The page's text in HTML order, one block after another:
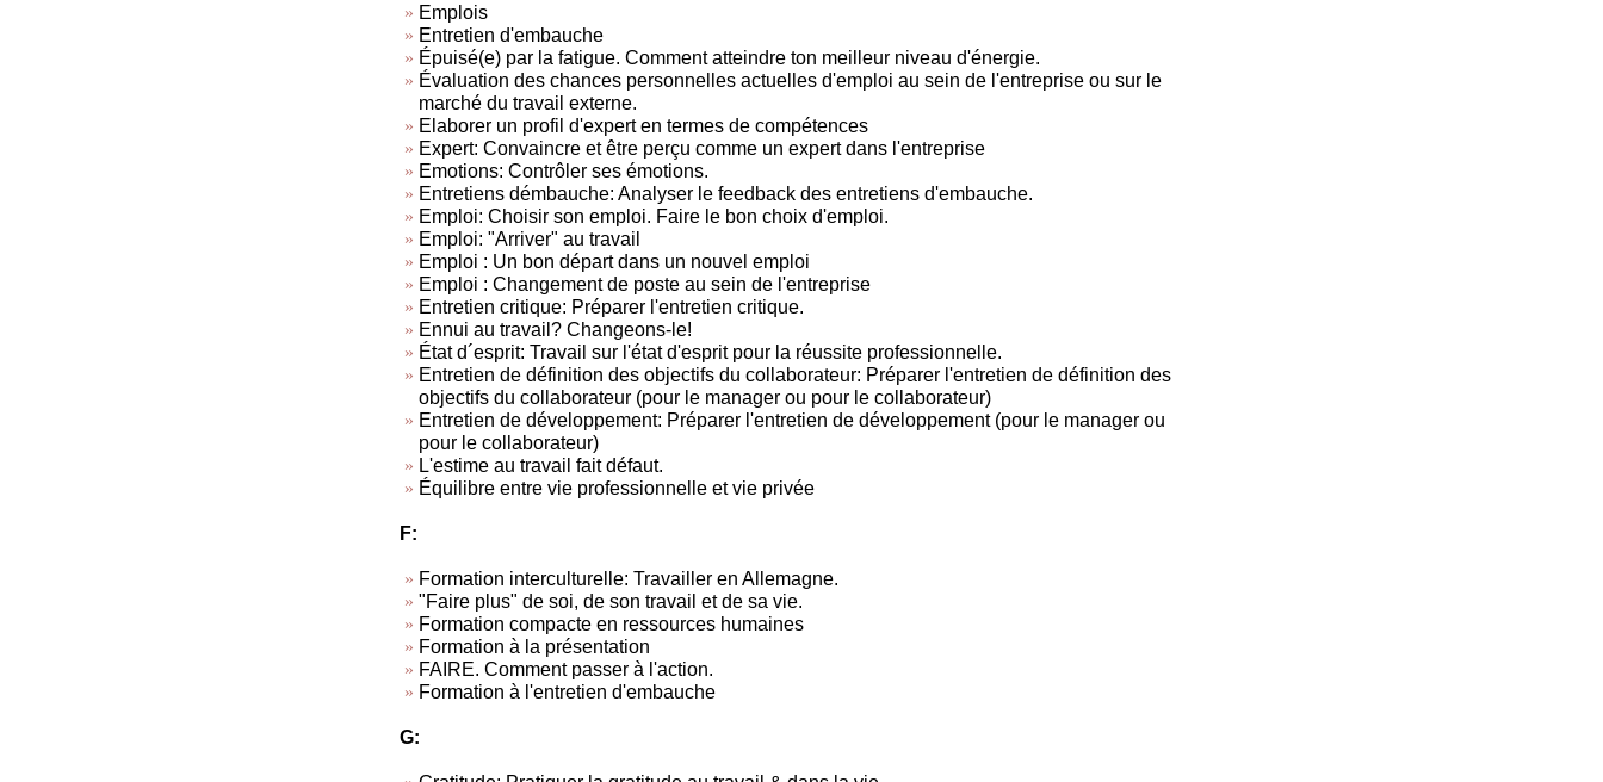
Emplois
Entretien d'embauche
Épuisé(e) par la fatigue. Comment atteindre ton meilleur niveau d'énergie.
Évaluation des chances personnelles actuelles d'emploi au sein de l'entreprise ou sur le
marché du travail externe.
Elaborer un profil d'expert en termes de compétences
Expert: Convaincre et être perçu comme un expert dans l'entreprise
Emotions: Contrôler ses émotions.
Entretiens démbauche: Analyser le feedback des entretiens d'embauche.
Emploi: Choisir son emploi. Faire le bon choix d'emploi.
Emploi: "Arriver" au travail
Emploi : Un bon départ dans un nouvel emploi
Emploi : Changement de poste au sein de l'entreprise
Entretien critique: Préparer l'entretien critique.
Ennui au travail? Changeons-le!
État d´esprit: Travail sur l'état d'esprit pour la réussite professionnelle.
Entretien de définition des objectifs du collaborateur: Préparer l'entretien de définition des
objectifs du collaborateur (pour le manager ou pour le collaborateur)
Entretien de développement: Préparer l'entretien de développement (pour le manager ou
pour le collaborateur)
L'estime au travail fait défaut.
Équilibre entre vie professionnelle et vie privée
F:
Formation interculturelle: Travailler en Allemagne.
"Faire plus" de soi, de son travail et de sa vie.
Formation compacte en ressources humaines
Formation à la présentation
FAIRE. Comment passer à l'action.
Formation à l'entretien d'embauche
G: